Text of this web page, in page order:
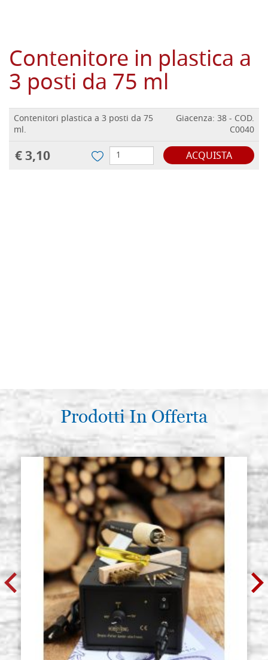
Contenitore in plastica a
3 posti da 75 ml
Contenitori plastica a 3 posti da 75
ml.
Giacenza: 38 - COD.
C0040
€ 3,10 ACQUISTA
Prodotti In Offerta